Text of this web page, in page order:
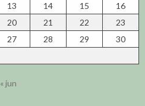
13 14 15
16
20 21 22
23
27 28 29
30
« jun